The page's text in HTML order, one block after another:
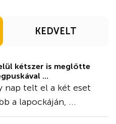
KEDVELT
kétszer is meglőtte
...
nap telt el a két eset
a lapockáján, ...